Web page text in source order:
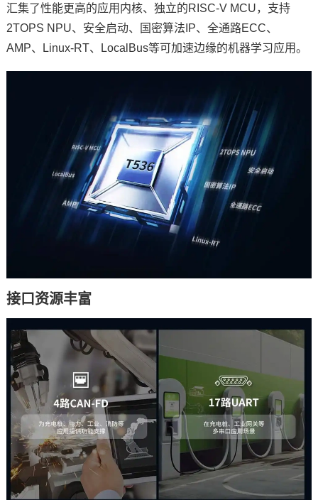
汇集了性能更高的应用内核、独立的RISC-V MCU，支持
2TOPS NPU、安全启动、国密算法IP、全通路ECC、
AMP、Linux-RT、LocalBus等可加速边缘的机器学习应用。
接口资源丰富